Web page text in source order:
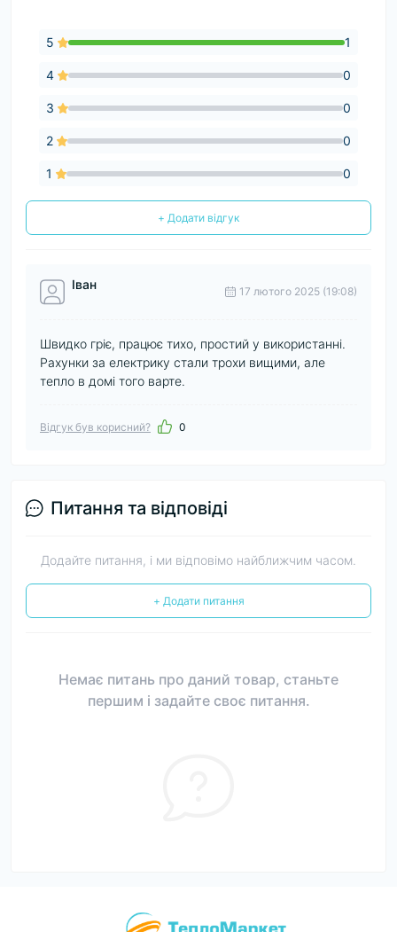
5 1
4 0
3 0
2 0
1 0
+ Додати відгук
Іван 17 лютого 2025 (19:08)
Швидко гріє, працює тихо, простий у використанні.
Рахунки за електрику стали трохи вищими, але
тепло в домі того варте.
Відгук був корисний? 0
Питання та відповіді
Додайте питання, і ми відповімо найближчим часом.
+ Додати питання
Немає питань про даний товар, станьте
першим і задайте своє питання.